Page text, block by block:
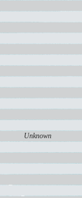
Unknown